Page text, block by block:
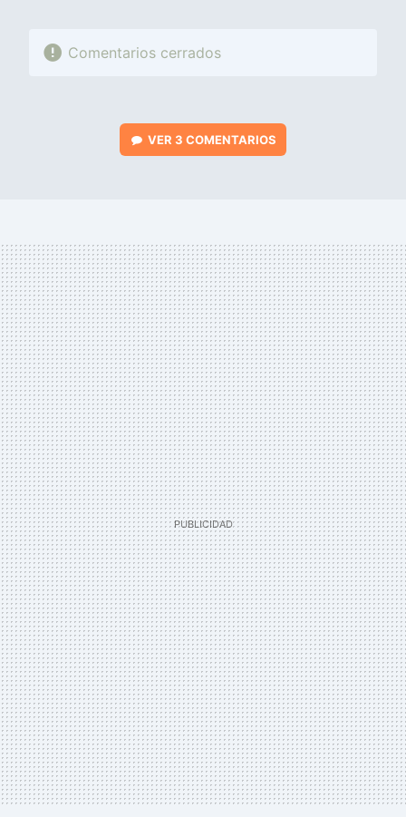
Comentarios cerrados
VER 3 COMENTARIOS